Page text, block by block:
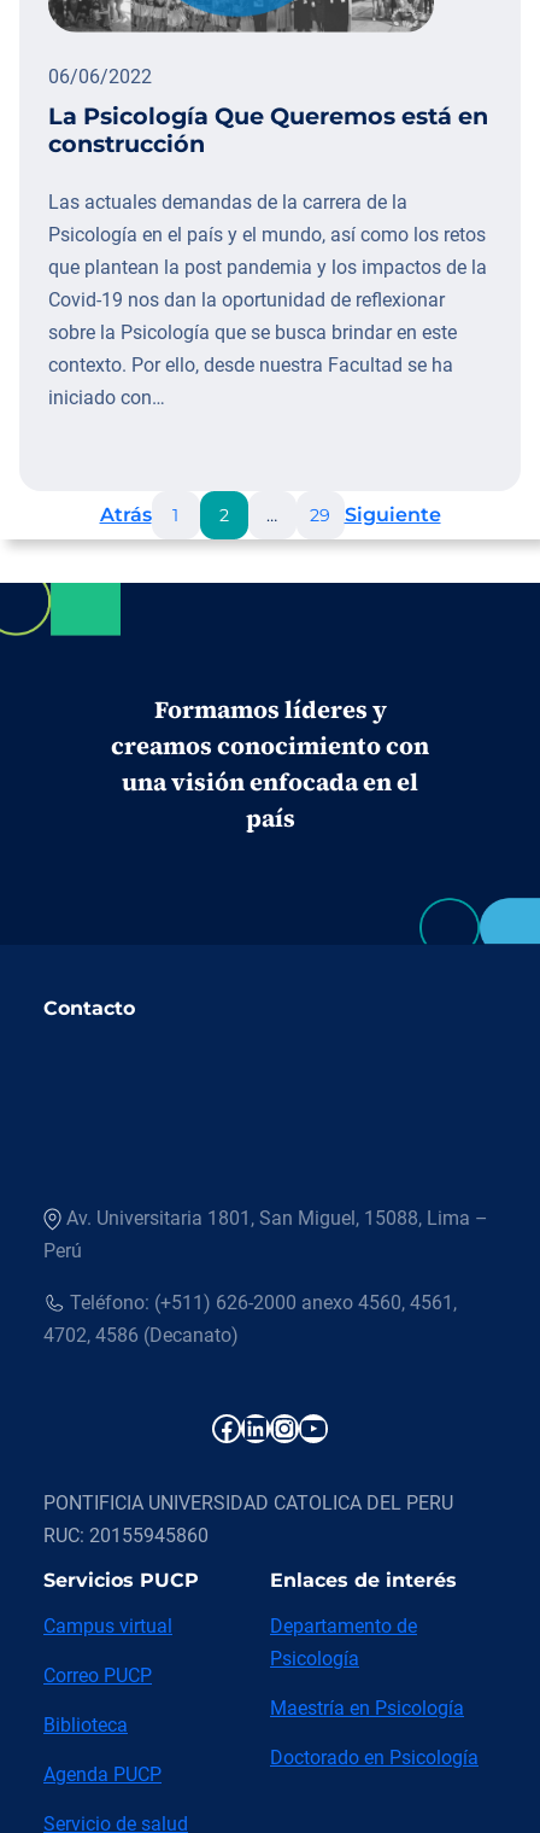
06/06/2022
La Psicología Que Queremos está en
construcción
Las actuales demandas de la carrera de la
Psicología en el país y el mundo, así como los retos
que plantean la post pandemia y los impactos de la
Covid-19 nos dan la oportunidad de reflexionar
sobre la Psicología que se busca brindar en este
contexto. Por ello, desde nuestra Facultad se ha
iniciado con…
Atrás 1 2 … 29 Siguiente
Formamos líderes y
creamos conocimiento con
una visión enfocada en el
país
Contacto
Av. Universitaria 1801, San Miguel, 15088, Lima –
Perú
Teléfono: (+511) 626-2000 anexo 4560, 4561,
4702, 4586 (Decanato)
Facebook LinkedIn InstagramYouTube
PONTIFICIA UNIVERSIDAD CATOLICA DEL PERU
RUC: 20155945860
Servicios PUCP
Campus virtual
Correo PUCP
Biblioteca
Agenda PUCP
Servicio de salud
Enlaces de interés
Departamento de
Psicología
Maestría en Psicología
Doctorado en Psicología